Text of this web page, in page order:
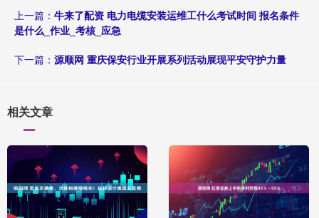
上一篇： 牛来了配资 电力电缆安装运维工什么考试时间 报名条件
是什么_作业_考核_应急
下一篇： 源顺网 重庆保安行业开展系列活动展现平安守护力量
相关文章